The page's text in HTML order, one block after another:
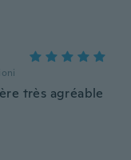
très agréable